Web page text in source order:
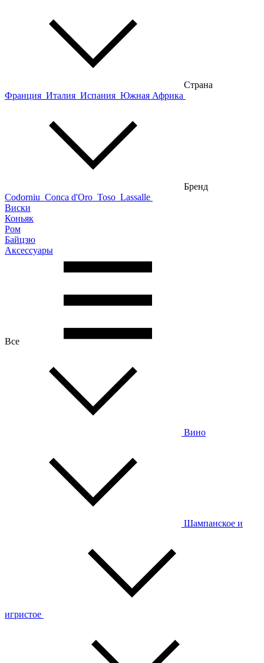
Страна
Франция Италия Испания Южная Африка
Бренд
Codorniu Conca d'Oro Toso Lassalle
Виски
Коньяк
Ром
Байцзю
Аксессуары
Все
Вино
Шампанское и
игристое